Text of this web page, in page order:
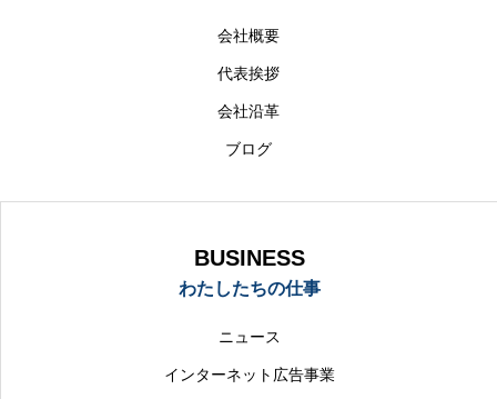
会社概要
代表挨拶
会社沿革
ブログ
BUSINESS
わたしたちの仕事
ニュース
インターネット広告事業